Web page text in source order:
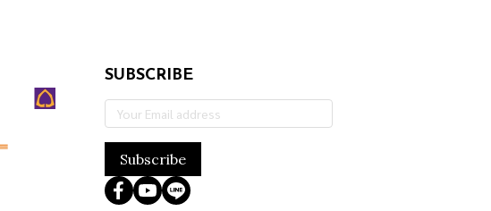
SUBSCRIBE
Subscribe